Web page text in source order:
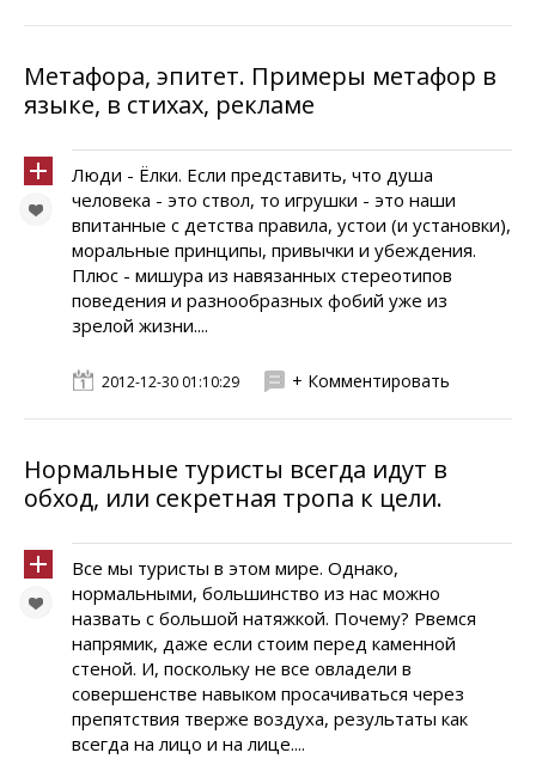
Метафора, эпитет. Примеры метафор в
языке, в стихах, рекламе
Люди - Ёлки. Если представить, что душа
человека - это ствол, то игрушки - это наши
впитанные с детства правила, устои (и установки),
моральные принципы, привычки и убеждения.
Плюс - мишура из навязанных стереотипов
поведения и разнообразных фобий уже из
зрелой жизни....
2012-12-30 01:10:29 + Комментировать
Нормальные туристы всегда идут в
обход, или секретная тропа к цели.
Все мы туристы в этом мире. Однако,
нормальными, большинство из нас можно
назвать с большой натяжкой. Почему? Рвемся
напрямик, даже если стоим перед каменной
стеной. И, поскольку не все овладели в
совершенстве навыком просачиваться через
препятствия тверже воздуха, результаты как
всегда на лицо и на лице....